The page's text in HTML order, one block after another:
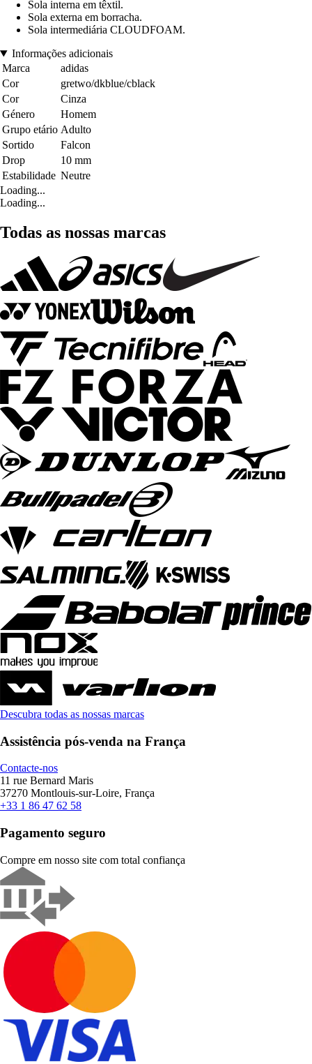
Sola interna em têxtil.
Sola externa em borracha.
Sola intermediária CLOUDFOAM.
Informações adicionais
Marca
adidas
Cor
gretwo/dkblue/cblack
Cor
Cinza
Género
Homem
Grupo etário Adulto
Sortido
Falcon
Drop
10 mm
Estabilidade Neutre
Loading...
Loading...
Todas as nossas marcas
Descubra todas as nossas marcas
Assistência pós-venda na França
Contacte-nos
11 rue Bernard Maris
37270 Montlouis-sur-Loire, França
+33 1 86 47 62 58
Pagamento seguro
Compre em nosso site com total confiança